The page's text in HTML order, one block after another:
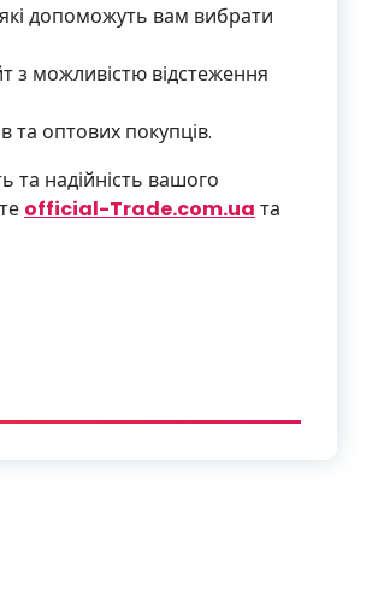
які допоможуть вам вибрати
з можливістю відстеження
та оптових покупців.
та надійність вашого
official-Trade.com.ua та